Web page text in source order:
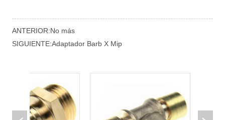
ANTERIOR:No más
SIGUIENTE:Adaptador Barb X Mip